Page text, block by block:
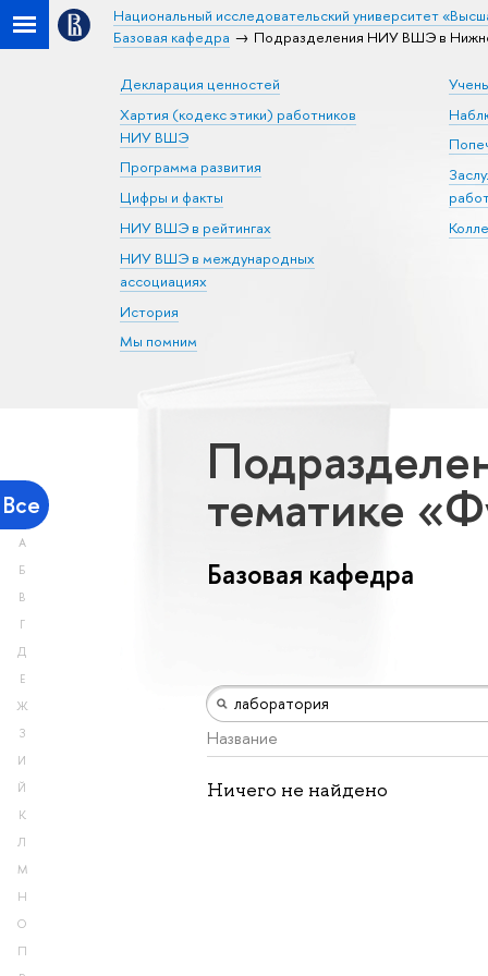
Национальный исследовательский университет
Базовая кафедра
Подразделения НИУ ВШЭ в
Декларация ценностей
Хартия (кодекс этики) работников
НИУ ВШЭ
Программа развития
Цифры и факты
НИУ ВШЭ в рейтингах
НИУ ВШЭ в международных
ассоциациях
История
Мы помним
Все
А
Б
В
Г
Д
Е
Ж
З
И
Й
К
Л
М
Н
О
П
тематике
Базовая кафедра
Название
Ничего не найдено